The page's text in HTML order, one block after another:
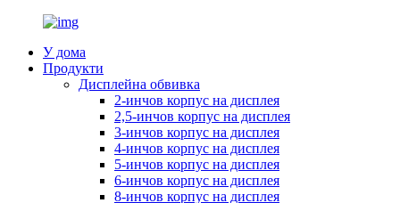
У дома
Продукти
Дисплейна обвивка
2-инчов корпус на дисплея
2,5-инчов корпус на дисплея
3-инчов корпус на дисплея
4-инчов корпус на дисплея
5-инчов корпус на дисплея
6-инчов корпус на дисплея
8-инчов корпус на дисплея